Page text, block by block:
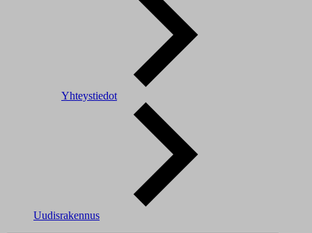
Yhteystiedot
Uudisrakennus